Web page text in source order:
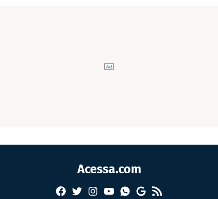
Acessa.com
Facebook
TwitterInstagram
YouTubeWhatsapp
Google
RSS